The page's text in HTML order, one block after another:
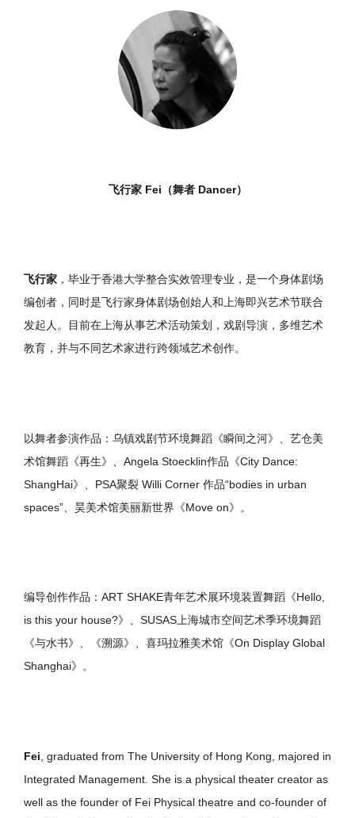
飞行家 Fei （舞者 Dancer）
飞行家 ，毕业于香港大学整合实效管理专业，是一个身体剧场
编创者，同时是飞行家身体剧场创始人和上海即兴艺术节联合
发起人。目前在上海从事艺术活动策划，戏剧导演，多维艺术
教育，并与不同艺术家进行跨领域艺术创作。
以舞者参演作品：乌镇戏剧节环境舞蹈《瞬间之河》、艺仓美
术馆舞蹈《再生》、Angela Stoecklin作品《City Dance:
ShangHai》、PSA聚裂 Willi Corner 作品“bodies in urban
spaces”、昊美术馆美丽新世界《Move on》。
编导创作作品：ART SHAKE青年艺术展环境装置舞蹈《Hello,
is this your house?》、SUSAS上海城市空间艺术季环境舞蹈
《与水书》、《溯源》、喜玛拉雅美术馆《On Display Global
Shanghai》。
Fei, graduated from The University of Hong Kong, majored in
Integrated Management. She is a physical theater creator as
well as the founder of Fei Physical theatre and co-founder of